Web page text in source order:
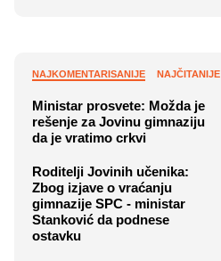
NAJKOMENTARISANIJE NAJČITANIJE
Ministar prosvete: Možda je
rešenje za Jovinu gimnaziju
da je vratimo crkvi
Roditelji Jovinih učenika:
Zbog izjave o vraćanju
gimnazije SPC - ministar
Stanković da podnese
ostavku